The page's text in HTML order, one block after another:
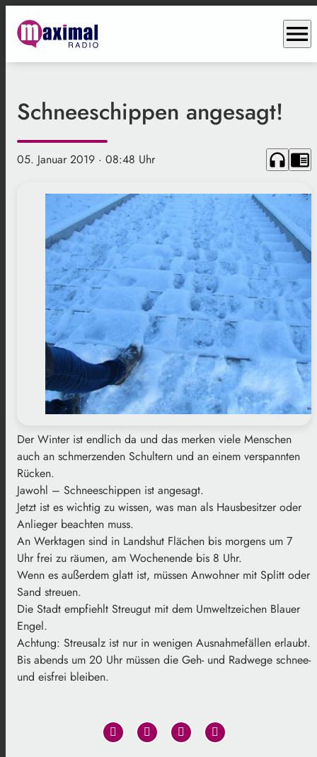
menu
Schneeschippen angesagt!
05. Januar 2019 · 08:48 Uhr headphones chrome_reader_mode
Der Winter ist endlich da und das merken viele Menschen
auch an schmerzenden Schultern und an einem verspannten
Rücken.
Jawohl – Schneeschippen ist angesagt.
Jetzt ist es wichtig zu wissen, was man als Hausbesitzer oder
Anlieger beachten muss.
An Werktagen sind in Landshut Flächen bis morgens um 7
Uhr frei zu räumen, am Wochenende bis 8 Uhr.
Wenn es außerdem glatt ist, müssen Anwohner mit Splitt oder
Sand streuen.
Die Stadt empfiehlt Streugut mit dem Umweltzeichen Blauer
Engel.
Achtung: Streusalz ist nur in wenigen Ausnahmefällen erlaubt.
Bis abends um 20 Uhr müssen die Geh- und Radwege schnee-
und eisfrei bleiben.